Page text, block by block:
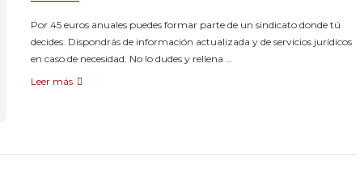
Por 45 euros anuales puedes formar parte de un sindicato donde tú
decides. Dispondrás de información actualizada y de servicios jurídicos
en caso de necesidad. No lo dudes y rellena …
Leer más